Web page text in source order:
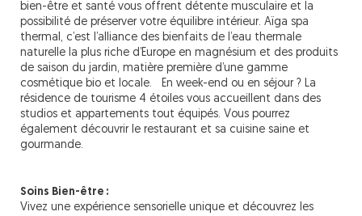
bien-être et santé vous offrent détente musculaire et la
possibilité de préserver votre équilibre intérieur. Aïga spa
thermal, c’est l’alliance des bienfaits de l’eau thermale
naturelle la plus riche d’Europe en magnésium et des produits
de saison du jardin, matière première d’une gamme
cosmétique bio et locale. En week-end ou en séjour ? La
résidence de tourisme 4 étoiles vous accueillent dans des
studios et appartements tout équipés. Vous pourrez
également découvrir le restaurant et sa cuisine saine et
gourmande.
Soins Bien-être :
Vivez une expérience sensorielle unique et découvrez les